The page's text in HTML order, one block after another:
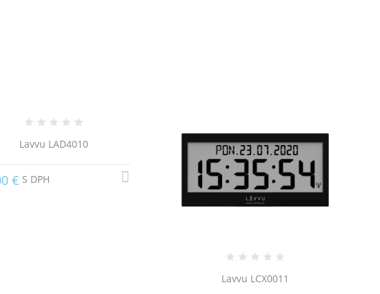
Lavvu LAD4010
€ S DPH
Lavvu LCX0011